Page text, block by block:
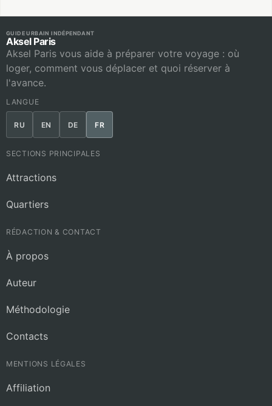
GUIDE URBAIN INDÉPENDANT
Aksel Paris
Aksel Paris vous aide à préparer votre voyage : où
loger, comment vous déplacer et quoi réserver à
l'avance.
LANGUE
RU EN DE FR
SECTIONS PRINCIPALES
Attractions
Quartiers
RÉDACTION & CONTACT
À propos
Auteur
Méthodologie
Contacts
MENTIONS LÉGALES
Affiliation